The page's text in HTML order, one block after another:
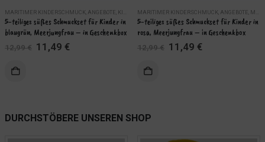
MARITIMER KINDERSCHMUCK, ANGEBOTE, KINDER ,MARITIME SCHMUCKSETS,SCHMUCK
5-teiliges süßes Schmuckset für Kinder in
blaugrün, Meerjungfrau – in Geschenkbox
12,99€ Ursprünglicher
Preis
11,49 €Aktueller
MARITIMER KINDERSCHMUCK, ANGEBOTE, MARITIME SCHMUCKSETS
5-teiliges süßes Schmuckset für Kinder in
rosa, Meerjungfrau – in Geschenkbox
12,99€ Ursprünglicher
Preis
11,49 €Aktueller
IN DEN WARENKORB
DURCHSTÖBERE UNSEREN SHOP